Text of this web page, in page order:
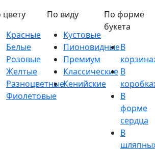
цвету
Красные
Белые
Розовые
Желтые
Разноцветные
Фиолетовые
По виду
Кустовые
Пионовидные
Премиум
Классические
Кенийские
По форме
букета
В
В
В
форме
сердца
В